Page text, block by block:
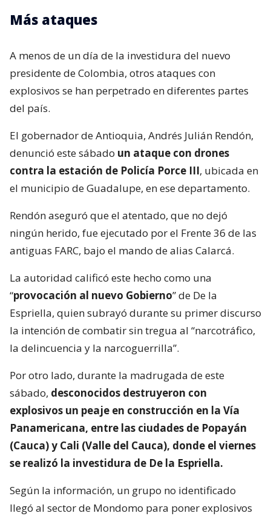
Más ataques
A menos de un día de la investidura del nuevo
presidente de Colombia, otros ataques con
explosivos se han perpetrado en diferentes partes
del país.
El gobernador de Antioquia, Andrés Julián Rendón,
denunció este sábado un ataque con drones
contra la estación de Policía Porce III, ubicada en
el municipio de Guadalupe, en ese departamento.
Rendón aseguró que el atentado, que no dejó
ningún herido, fue ejecutado por el Frente 36 de las
antiguas FARC, bajo el mando de alias Calarcá.
La autoridad calificó este hecho como una
“provocación al nuevo Gobierno” de De la
Espriella, quien subrayó durante su primer discurso
la intención de combatir sin tregua al “narcotráfico,
la delincuencia y la narcoguerrilla”.
Por otro lado, durante la madrugada de este
sábado, desconocidos destruyeron con
explosivos un peaje en construcción en la Vía
Panamericana, entre las ciudades de Popayán
(Cauca) y Cali (Valle del Cauca), donde el viernes
se realizó la investidura de De la Espriella.
Según la información, un grupo no identificado
llegó al sector de Mondomo para poner explosivos